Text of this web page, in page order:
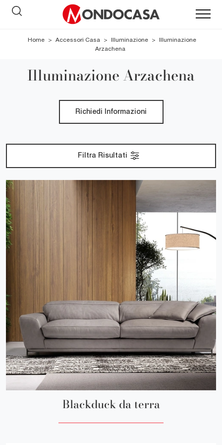
Home > Accessori Casa > Illuminazione > Illuminazione
Arzachena
Illuminazione Arzachena
Richiedi Informazioni
Filtra Risultati
Blackduck da terra